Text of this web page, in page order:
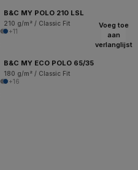
B&C MY POLO 210 LSL
210 g/m² / Classic Fit
+11
Voeg toe
aan
verlanglijst
B&C MY ECO POLO 65/35
180 g/m² / Classic Fit
+16